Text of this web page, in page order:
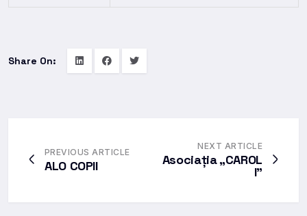
Share On:
PREVIOUS ARTICLE
ALO COPII
NEXT ARTICLE
Asociația „CAROL
I”